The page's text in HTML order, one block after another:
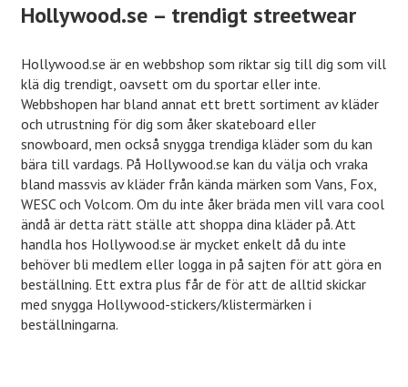
Hollywood.se – trendigt streetwear
Hollywood.se är en webbshop som riktar sig till dig som vill
klä dig trendigt, oavsett om du sportar eller inte.
Webbshopen har bland annat ett brett sortiment av kläder
och utrustning för dig som åker skateboard eller
snowboard, men också snygga trendiga kläder som du kan
bära till vardags. På Hollywood.se kan du välja och vraka
bland massvis av kläder från kända märken som Vans, Fox,
WESC och Volcom. Om du inte åker bräda men vill vara cool
ändå är detta rätt ställe att shoppa dina kläder på. Att
handla hos Hollywood.se är mycket enkelt då du inte
behöver bli medlem eller logga in på sajten för att göra en
beställning. Ett extra plus får de för att de alltid skickar
med snygga Hollywood-stickers/klistermärken i
beställningarna.